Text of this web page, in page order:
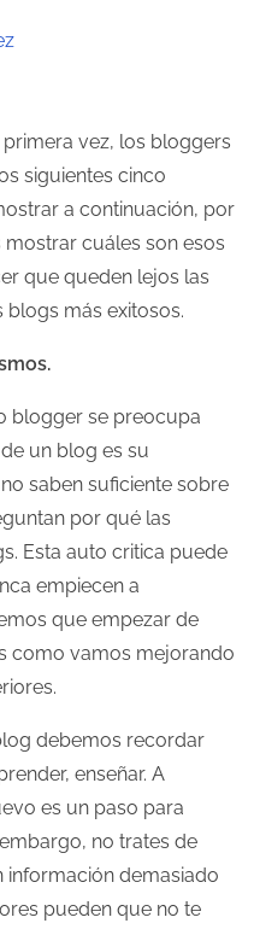
vez, los bloggers
siguientes cinco
a continuación, por
cuáles son esos
que queden lejos las
blogs más exitosos.
blogger se preocupa
un blog es su
saben suficiente sobre
por qué las
Esta auto critica puede
empiecen a
que empezar de
como vamos mejorando
debemos recordar
enseñar. A
es un paso para
no trates de
información demasiado
pueden que no te